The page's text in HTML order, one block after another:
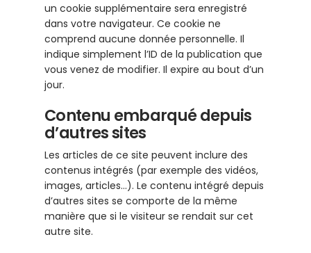
un cookie supplémentaire sera enregistré
dans votre navigateur. Ce cookie ne
comprend aucune donnée personnelle. Il
indique simplement l’ID de la publication que
vous venez de modifier. Il expire au bout d’un
jour.
Contenu embarqué depuis
d’autres sites
Les articles de ce site peuvent inclure des
contenus intégrés (par exemple des vidéos,
images, articles…). Le contenu intégré depuis
d’autres sites se comporte de la même
manière que si le visiteur se rendait sur cet
autre site.